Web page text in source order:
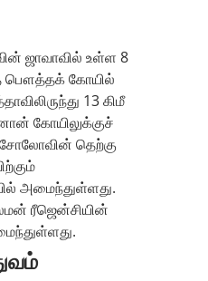
ஜாவாவில் உள்ள 8
பௌத்தக் கோயில்
13 கிமீ
கோயிலுக்குச்
சோலோவின் தெற்கு
அமைந்துள்ளது.
ரீஜென்சியின்